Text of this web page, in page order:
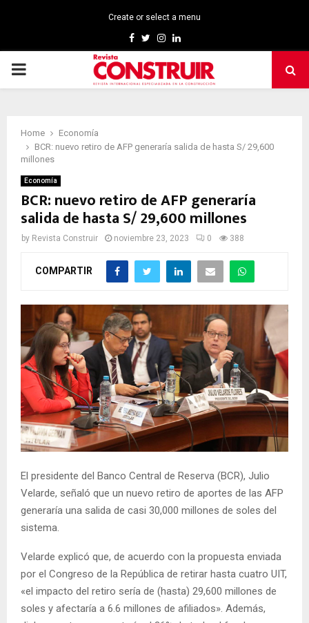
Create or select a menu
Facebook
TwitterInstagram
Linkedin
PRIMARY
Home
Economía
BCR: nuevo retiro de AFP generaría salida de hasta S/ 29,600
millones
Economía
BCR: nuevo retiro de AFP generaría
salida de hasta S/ 29,600 millones
by Revista Construir noviembre 23, 2023 0 388
COMPARTIR
El presidente del Banco Central de Reserva (BCR), Julio
Velarde, señaló que un nuevo retiro de aportes de las AFP
generaría una salida de casi 30,000 millones de soles del
sistema.
Velarde explicó que, de acuerdo con la propuesta enviada
por el Congreso de la República de retirar hasta cuatro UIT,
«el impacto del retiro sería de (hasta) 29,600 millones de
soles y afectaría a 6.6 millones de afiliados». Además,